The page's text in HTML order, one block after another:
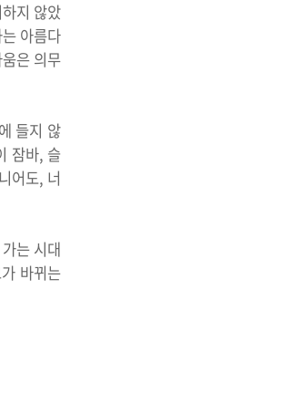
지 않았
아름다
은 의무
들지 않
잠바, 슬
어도, 너
는 시대
바뀌는